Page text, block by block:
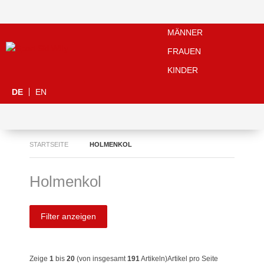
MÄNNER
FRAUEN
KINDER
DE EN
STARTSEITE HOLMENKOL
Holmenkol
Filter anzeigen
Zeige 1 bis 20 (von insgesamt191Artikeln)Artikel pro Seite